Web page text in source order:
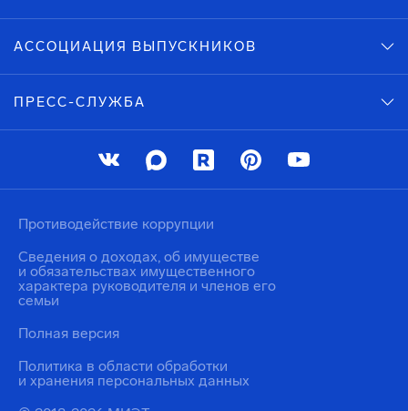
АССОЦИАЦИЯ ВЫПУСКНИКОВ
ПРЕСС-СЛУЖБА
Политика в области обработки
и хранения персональных данных
Противодействие коррупции
Сведения о доходах, об имуществе
и обязательствах имущественного
характера руководителя и членов его
семьи
Полная версия